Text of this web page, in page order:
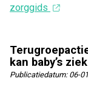
zorggids
kan baby’s
Publicatiedatum: 06-